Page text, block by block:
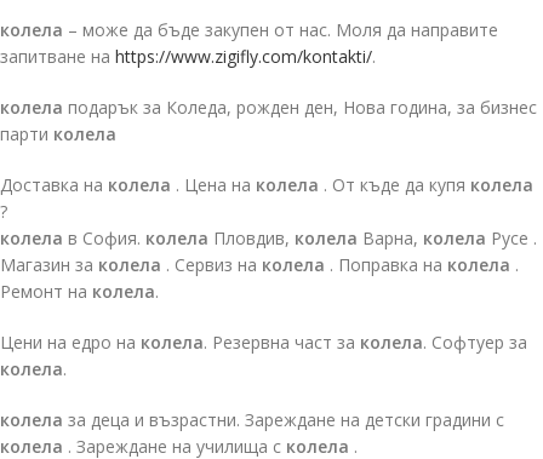
колела – може да бъде закупен от нас. Моля да направите
запитване на https://www.zigifly.com/kontakti/.
колела подарък за Коледа, рожден ден, Нова година, за бизнес
парти колела
Доставка на колела . Цена на колела . От къде да купя колела
?
колела в София. колела Пловдив, колела Варна, колела Русе .
Магазин за колела . Сервиз на колела . Поправка на колела .
Ремонт на колела.
Цени на едро на колела. Резервна част за колела. Софтуер за
колела.
колела за деца и възрастни. Зареждане на детски градини с
колела . Зареждане на училища с колела .